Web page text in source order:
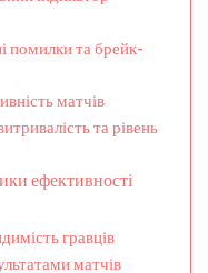
помилки та брейк-
матчів
та рівень
ефективності
гравців
матчів